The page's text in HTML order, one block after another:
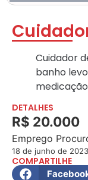
Cuidador
banho
DETALHES
R$ 20.000
Emprego
18 de junho de 2023
COMPARTILHE